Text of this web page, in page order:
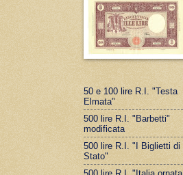
50 e 100 lire R.I. "Testa
Elmata"
500 lire R.I. "Barbetti"
modificata
500 lire R.I. "I Biglietti di
Stato"
500 lire R.I. "Italia ornata